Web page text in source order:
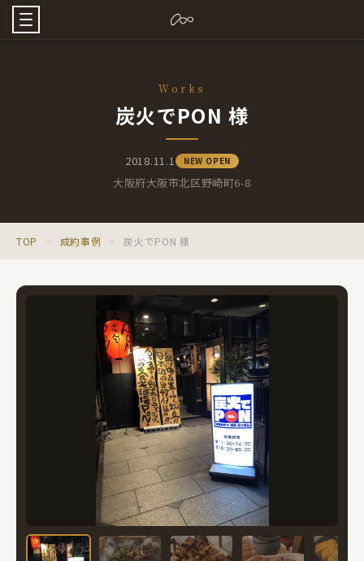
Works
炭火でPON 様
2018.11.1 NEW OPEN
大阪府大阪市北区野崎町6-8
TOP > 成約事例 > 炭火でPON 様